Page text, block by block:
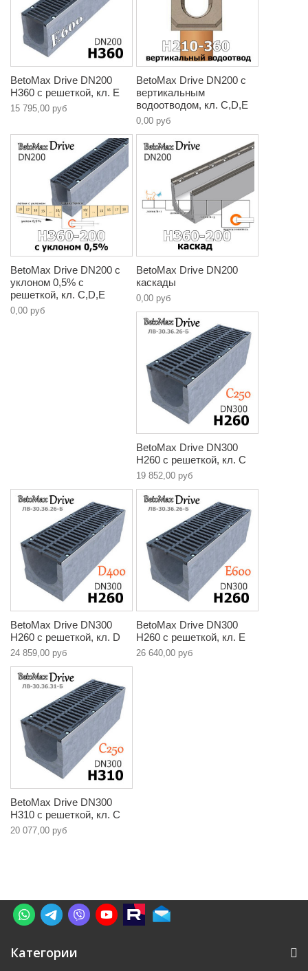
BetoMax Drive DN200
H360 с решеткой, кл. E
15 795,00 руб
BetoMax Drive DN200 с
вертикальным
водоотводом, кл. C,D,E
0,00 руб
BetoMax Drive DN200 с
уклоном 0,5% с
решеткой, кл. C,D,E
0,00 руб
BetoMax Drive DN200
каскады
0,00 руб
BetoMax Drive DN300
H260 с решеткой, кл. C
19 852,00 руб
BetoMax Drive DN300
H260 с решеткой, кл. D
24 859,00 руб
BetoMax Drive DN300
H260 с решеткой, кл. E
26 640,00 руб
BetoMax Drive DN300
H310 с решеткой, кл. C
20 077,00 руб
Категории